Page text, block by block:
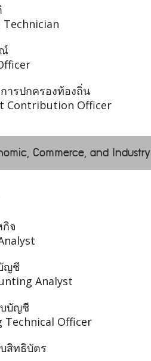
ารปกครองท้องถิ่น
Contribution Officer
Commerce, and Industry
กิจ
ญชี
Analyst
บัญชี
Officer
สิทธิบัตร